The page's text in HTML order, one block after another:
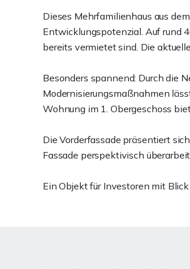
Dieses Mehrfamilienhaus aus
Entwicklungspotenzial. Auf rund
bereits vermietet sind. Die
Besonders spannend: Durch die
Modernisierungsmaßnahmen
Wohnung im 1. Obergeschoss
Die Vorderfassade präsentiert
Fassade perspektivisch
Ein Objekt für Investoren mit